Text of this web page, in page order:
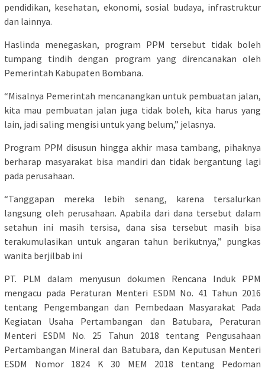
pendidikan, kesehatan, ekonomi, sosial budaya, infrastruktur
dan lainnya.
Haslinda menegaskan, program PPM tersebut tidak boleh
tumpang tindih dengan program yang direncanakan oleh
Pemerintah Kabupaten Bombana.
“Misalnya Pemerintah mencanangkan untuk pembuatan jalan,
kita mau pembuatan jalan juga tidak boleh, kita harus yang
lain, jadi saling mengisi untuk yang belum,” jelasnya.
Program PPM disusun hingga akhir masa tambang, pihaknya
berharap masyarakat bisa mandiri dan tidak bergantung lagi
pada perusahaan.
“Tanggapan mereka lebih senang, karena tersalurkan
langsung oleh perusahaan. Apabila dari dana tersebut dalam
setahun ini masih tersisa, dana sisa tersebut masih bisa
terakumulasikan untuk angaran tahun berikutnya,” pungkas
wanita berjilbab ini
PT. PLM dalam menyusun dokumen Rencana Induk PPM
mengacu pada Peraturan Menteri ESDM No. 41 Tahun 2016
tentang Pengembangan dan Pembedaan Masyarakat Pada
Kegiatan Usaha Pertambangan dan Batubara, Peraturan
Menteri ESDM No. 25 Tahun 2018 tentang Pengusahaan
Pertambangan Mineral dan Batubara, dan Keputusan Menteri
ESDM Nomor 1824 K 30 MEM 2018 tentang Pedoman